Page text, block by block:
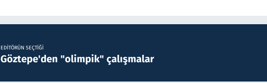
EDITÖRÜN SEÇTIĞI
Göztepe'den "olimpik" çalışmalar